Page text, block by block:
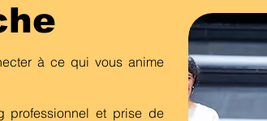
à ce qui vous anime
professionnel et prise de